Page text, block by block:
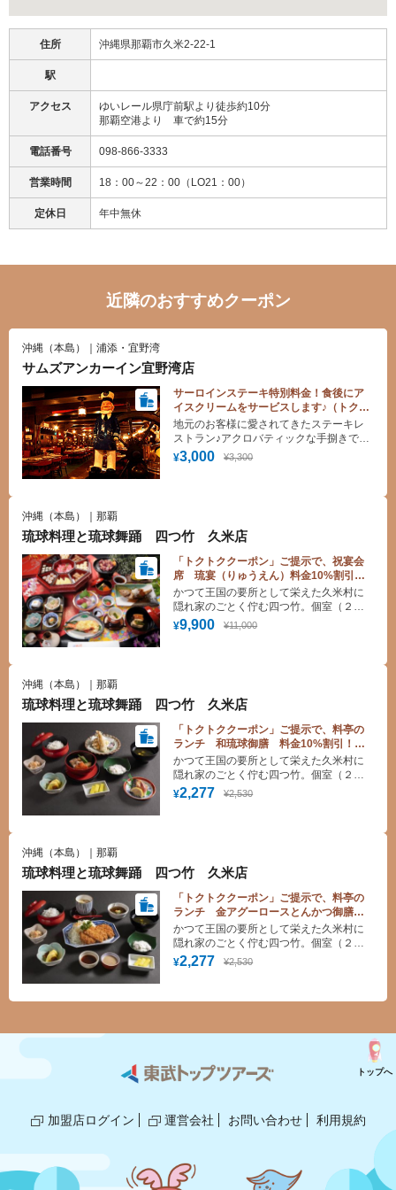
住所 沖縄県那覇市久米2-22-1
駅
アクセス
ゆいレール県庁前駅より徒歩約10分
那覇空港より 車で約15分
電話番号 098-866-3333
営業時間 18：00～22：00（LO21：00）
定休日 年中無休
近隣のおすすめクーポン
沖縄（本島）｜浦添・宜野湾
サムズアンカーイン宜野湾店
サーロインステーキ特別料金！食後にア
イスクリームをサービスします♪（トクト
ククーポン、オリジナルメニュー）
¥3,000 ¥3,300
地元のお客様に愛されてきたステーキレ
ストラン♪アクロバティックな手捌きで調
理するシェフのパフォーマンスもこれま
たお見事！
沖縄（本島）｜那覇
琉球料理と琉球舞踊 四つ竹 久米店
「トクトククーポン」ご提示で、祝宴会
席 琉宴（りゅうえん）料金10%割引！
※４名様から承ります。
¥9,900 ¥11,000
かつて王国の要所として栄えた久米村に
隠れ家のごとく佇む四つ竹。個室（２
階）とシアター（１階）からなる店内
で 高貴な味をまっすぐに継承した 宮
沖縄（本島）｜那覇
琉球料理と琉球舞踊 四つ竹 久米店
「トクトククーポン」ご提示で、料亭の
ランチ 和琉球御膳 料金10%割引！＊
１０名様より承ります。
¥2,277 ¥2,530
かつて王国の要所として栄えた久米村に
隠れ家のごとく佇む四つ竹。個室（２
階）とシアター（１階）からなる店内
で 高貴な味をまっすぐに継承した 宮
沖縄（本島）｜那覇
琉球料理と琉球舞踊 四つ竹 久米店
「トクトククーポン」ご提示で、料亭の
ランチ 金アグーロースとんかつ御膳
料金10%割引！＊１０名様より承りま
す。
¥2,277 ¥2,530
かつて王国の要所として栄えた久米村に
隠れ家のごとく佇む四つ竹。個室（２
階）とシアター（１階）からなる店内
で 高貴な味をまっすぐに継承した 宮
た琉球料理などを味わいながら 夕食時
加盟店ログイン 運営会社 お問い合わせ 利用規約
トップへ